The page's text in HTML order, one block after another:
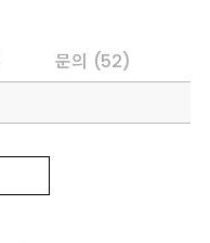
문의 (52)